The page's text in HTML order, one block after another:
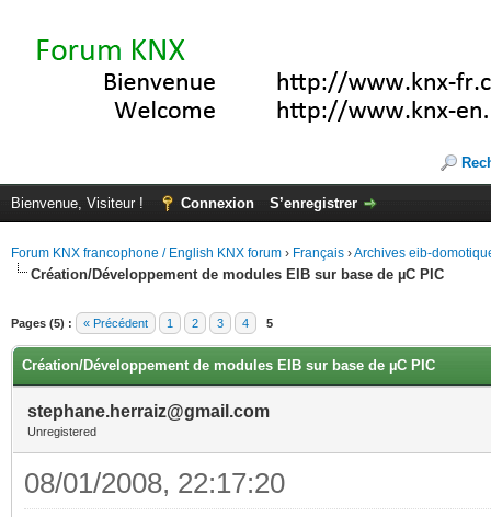
Bienvenue, Visiteur ! Connexion S’enregistrer
Forum KNX francophone / English KNX forum › Français ›Archives eib-
Création/Développement de modules EIB sur base de µC PIC
Pages (5) : « Précédent 1 2 3 4 5
Création/Développement de modules EIB sur base de µC PIC
stephane.herraiz@gmail.com
Unregistered
08/01/2008, 22:17:20